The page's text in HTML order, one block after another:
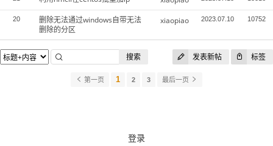
20
删除无法通过windows自带无法
删除的分区
xiaopiao 2023.07.10 10752
发表新帖 标签
搜索
第一页 1 2 3 最后一页
登录